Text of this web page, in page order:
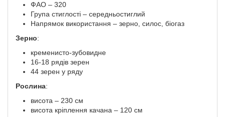
ФАО – 320
Група стиглості – середньостиглий
Напрямок використання – зерно, силос, біогаз
Зерно:
кременисто-зубовидне
16-18 рядів зерен
44 зерен у ряду
Рослина:
висота – 230 см
висота кріплення качана – 120 см